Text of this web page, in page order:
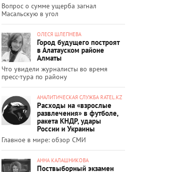
Вопрос о сумме ущерба загнал
Масальскую в угол
ОЛЕСЯ ШЛЕПНЕВА
Город будущего построят
в Алатауском районе
Алматы
Что увидели журналисты во время
пресс-тура по району
АНАЛИТИЧЕСКАЯ СЛУЖБА RATEL.KZ
Расходы на «взрослые
развлечения» в футболе,
ракета КНДР, удары
России и Украины
Главное в мире: обзор СМИ
АННА КАЛАШНИКОВА
Поствыборный экзамен